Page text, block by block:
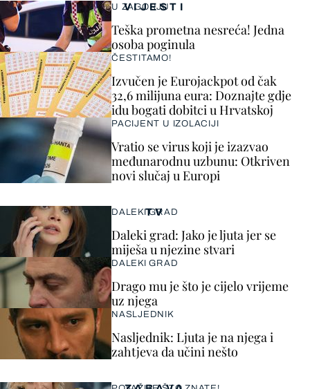
VIJESTI
U ZAGORJU
Teška prometna nesreća! Jedna
osoba poginula
ČESTITAMO!
Izvučen je Eurojackpot od čak
32,6 milijuna eura: Doznajte gdje
idu bogati dobitci u Hrvatskoj
PACIJENT U IZOLACIJI
Vratio se virus koji je izazvao
međunarodnu uzbunu: Otkriven
novi slučaj u Europi
TV
DALEKI GRAD
Daleki grad: Jako je ljuta jer se
miješa u njezine stvari
DALEKI GRAD
Drago mu je što je cijelo vrijeme
uz njega
NASLJEDNIK
Nasljednik: Ljuta je na njega i
zahtjeva da učini nešto